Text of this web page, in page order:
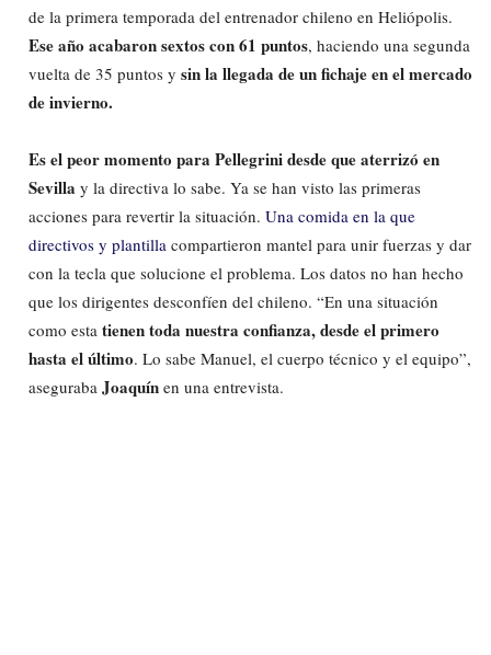
de la primera temporada del entrenador chileno en Heliópolis.
Ese año acabaron sextos con 61 puntos, haciendo una segunda
vuelta de 35 puntos y sin la llegada de un fichaje en el mercado
de invierno.
Es el peor momento para Pellegrini desde que aterrizó en
Sevilla y la directiva lo sabe. Ya se han visto las primeras
acciones para revertir la situación. Una comida en la que
directivos y plantilla compartieron mantel para unir fuerzas y dar
con la tecla que solucione el problema. Los datos no han hecho
que los dirigentes desconfíen del chileno. “En una situación
como esta tienen toda nuestra confianza, desde el primero
hasta el último. Lo sabe Manuel, el cuerpo técnico y el equipo”,
aseguraba Joaquín en una entrevista.